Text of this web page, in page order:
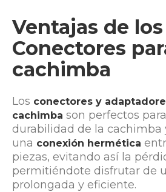
Ventajas de los
Conectores
cachimba
Los conectores y
cachimba son perfectos
durabilidad de la cachimba
una conexión hermética
piezas, evitando así la
permitiéndote disfrutar de
prolongada y eficiente.